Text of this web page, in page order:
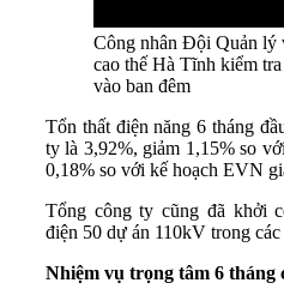
Công nhân Đội Quản lý
cao thế Hà Tĩnh kiểm
vào ban đêm
Tổn thất điện năng 6 tháng
ty là 3,92%, giảm 1,15% so
0,18% so với kế hoạch EVN
Tổng công ty cũng đã khởi
điện 50 dự án 110kV trong các
Nhiệm vụ trọng tâm 6 tháng